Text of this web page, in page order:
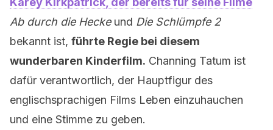
Ab durch die Heckeund Die Schlümpfe 2
bekannt ist, führte Regie bei diesem
wunderbaren Kinderfilm. Channing Tatum ist
dafür verantwortlich, der Hauptfigur des
englischsprachigen Films Leben einzuhauchen
und eine Stimme zu geben.